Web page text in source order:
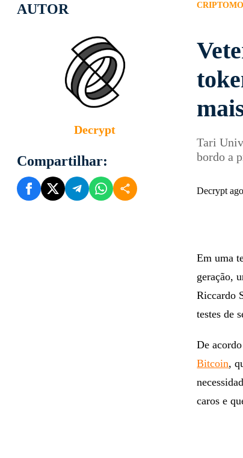
AUTOR
Decrypt
Compartilhar:
Tari
bordo a
Decrypt
Em uma
geração,
Riccardo
testes de
De
Bitcoin,
caros e